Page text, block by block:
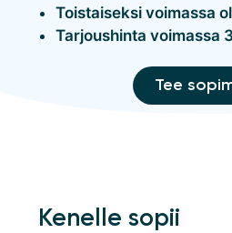
Toistaiseksi voimassa
Tarjoushinta voimassa
Tee
Kenelle sopii